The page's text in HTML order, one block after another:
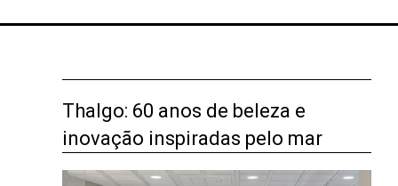
Thalgo: 60 anos de beleza e
inovação inspiradas pelo mar